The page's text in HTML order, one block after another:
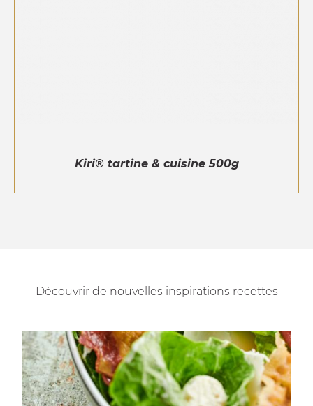
Kiri® tartine & cuisine 500g
Découvrir de nouvelles inspirations recettes